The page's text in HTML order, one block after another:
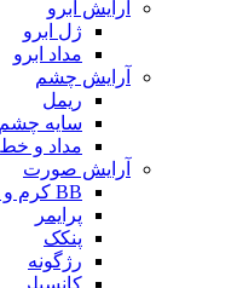
آرایش ابرو
ژل ابرو
مداد ابرو
آرایش چشم
ریمل
سایه چشم
مداد و
آرایش صورت
BB کرم و CC کرم
پرایمر
پنکک
رژگونه
کانسیلر